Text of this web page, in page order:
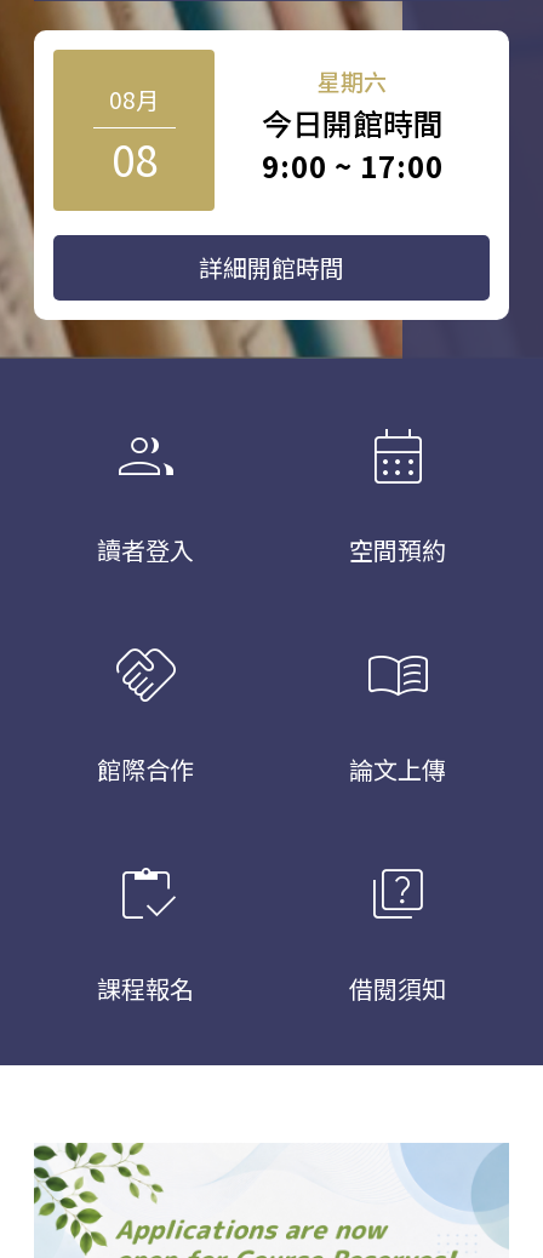
08月
08
星期六
今日開館時間
9:00 ~ 17:00
詳細開館時間
group
讀者登入
calendar_month
空間預約
handshake
館際合作
menu_book
論文上傳
inventory
課程報名
quiz
借閱須知